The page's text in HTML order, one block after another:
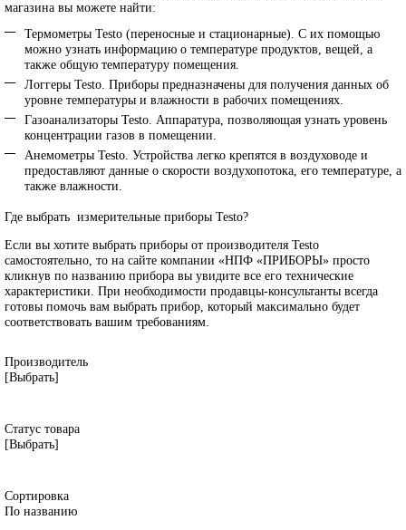
магазина вы можете найти:
Термометры Testo (переносные и стационарные). С их помощью
можно узнать информацию о температуре продуктов, вещей, а
также общую температуру помещения.
Логгеры Testo. Приборы предназначены для получения данных об
уровне температуры и влажности в рабочих помещениях.
Газоанализаторы Testo. Аппаратура, позволяющая узнать уровень
концентрации газов в помещении.
Анемометры Testo. Устройства легко крепятся в воздуховоде и
предоставляют данные о скорости воздухопотока, его температуре, а
также влажности.
Где выбрать измерительные приборы Testo?
Если вы хотите выбрать приборы от производителя Testo
самостоятельно, то на сайте компании «НПФ «ПРИБОРЫ» просто
кликнув по названию прибора вы увидите все его технические
характеристики. При необходимости продавцы-консультанты всегда
готовы помочь вам выбрать прибор, который максимально будет
соответствовать вашим требованиям.
Производитель
[Выбрать]
Статус товара
[Выбрать]
Сортировка
По названию